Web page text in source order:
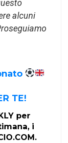
alcuni
TE!
per
i